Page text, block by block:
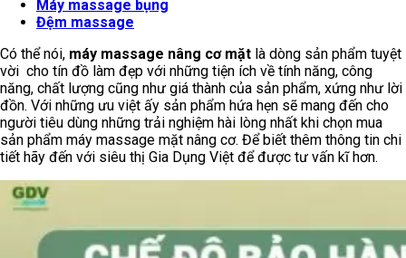
Máy massage bụng
Đệm massage
Có thể nói, máy massage nâng cơ mặt là dòng sản phẩm tuyệt
vời cho tín đồ làm đẹp với những tiện ích về tính năng, công
năng, chất lượng cũng như giá thành của sản phẩm, xứng như lời
đồn. Với những ưu việt ấy sản phẩm hứa hẹn sẽ mang đến cho
người tiêu dùng những trải nghiệm hài lòng nhất khi chọn mua
sản phẩm máy massage mặt nâng cơ. Để biết thêm thông tin chi
tiết hãy đến với siêu thị Gia Dụng Việt để được tư vấn kĩ hơn.